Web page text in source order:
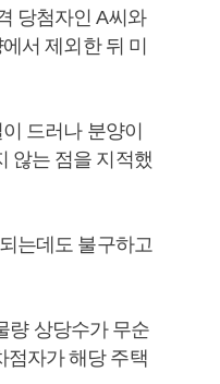
당첨자인 A씨와
서 제외한 뒤 미
드러나 분양이
않는 점을 지적했
는데도 불구하고
량 상당수가 무순
점자가 해당 주택